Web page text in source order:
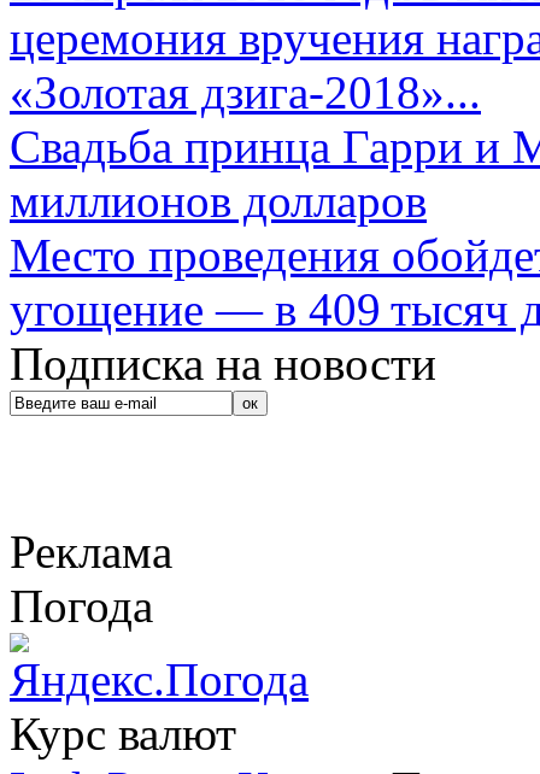
церемония вручения
«Золотая дзига-2018»...
Свадьба принца Гарри и
миллионов долларов
Место проведения
угощение — в 409 тысяч
Подписка на новости
Реклама
Погода
Курс валют